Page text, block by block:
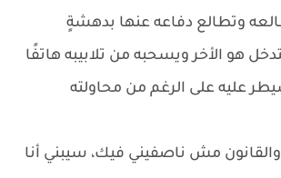
وتطالع دفاعه عنها بدهشةٍ
هو الأخر ويسحبه من تلابيبه هاتفًا
عليه على الرغم من محاولته
مش ناصفيني فيك، سيبني أنا